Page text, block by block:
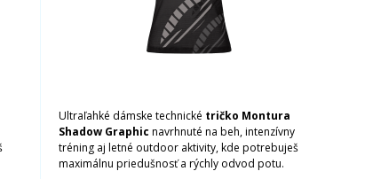
Ultraľahké dámske technické tričko Montura
Shadow Graphicnavrhnuté na beh, intenzívny
tréning aj letné outdoor aktivity, kde potrebuješ
maximálnu priedušnosť a rýchly odvod potu.